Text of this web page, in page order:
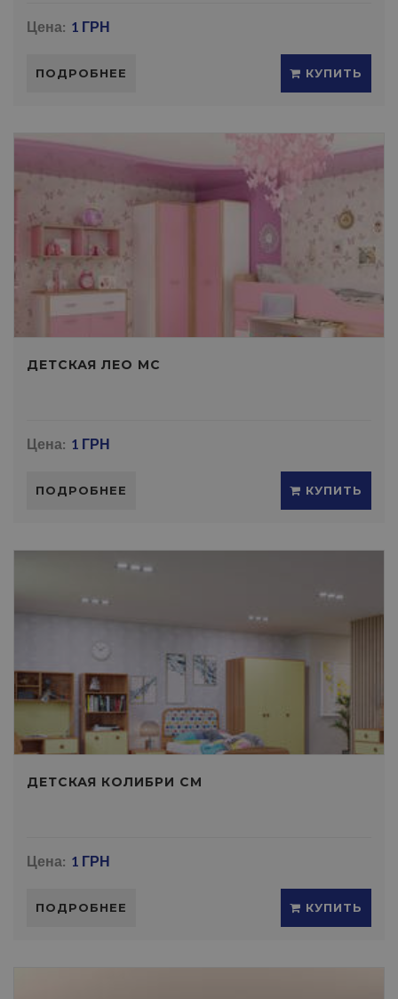
Цена: 1 ГРН
ПОДРОБНЕЕ КУПИТЬ
ДЕТСКАЯ ЛЕО МС
Цена: 1 ГРН
ПОДРОБНЕЕ КУПИТЬ
ДЕТСКАЯ КОЛИБРИ СМ
Цена: 1 ГРН
ПОДРОБНЕЕ КУПИТЬ